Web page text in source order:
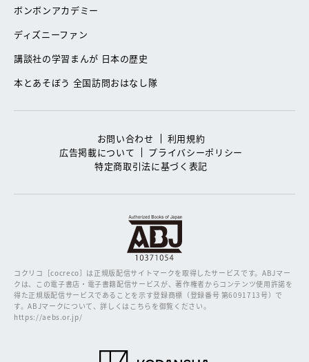
ボンボンアカデミー
ディズニーファン
講談社の学習まんが 日本の歴史
本とあそぼう 全国訪問おはなし隊
お問い合わせ
利用規約
広告掲載について
プライバシーポリシー
特定商取引法に基づく表記
コクリコ［cocreco］は正規版配信サイトマークを取得したサービスです。ABJマー
クは、この電子書店・電子書籍配信サービスが、著作権者からコンテンツ使用許諾を
得た正規版配信サービスであることを示す登録商標（登録番号 第6091713号）で
す。ABJマークについて、詳しくはこちらを御覧ください。
https://aebs.or.jp/